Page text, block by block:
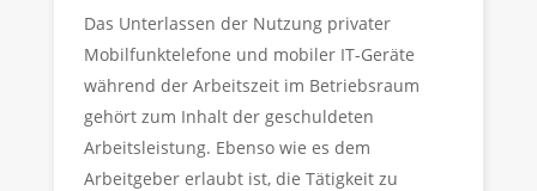
Das Unterlassen der Nutzung privater
Mobilfunktelefone und mobiler IT-Geräte
während der Arbeitszeit im Betriebsraum
gehört zum Inhalt der geschuldeten
Arbeitsleistung. Ebenso wie es dem
Arbeitgeber erlaubt ist, die Tätigkeit zu